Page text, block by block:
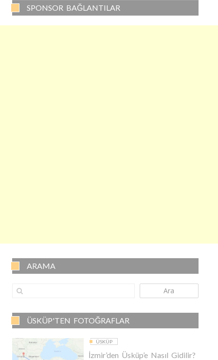
SPONSOR BAĞLANTILAR
ARAMA
Ara
ÜSKÜP'TEN FOTOĞRAFLAR
ÜSKÜP
İzmir’den Üsküp’e Nasıl Gidilir?